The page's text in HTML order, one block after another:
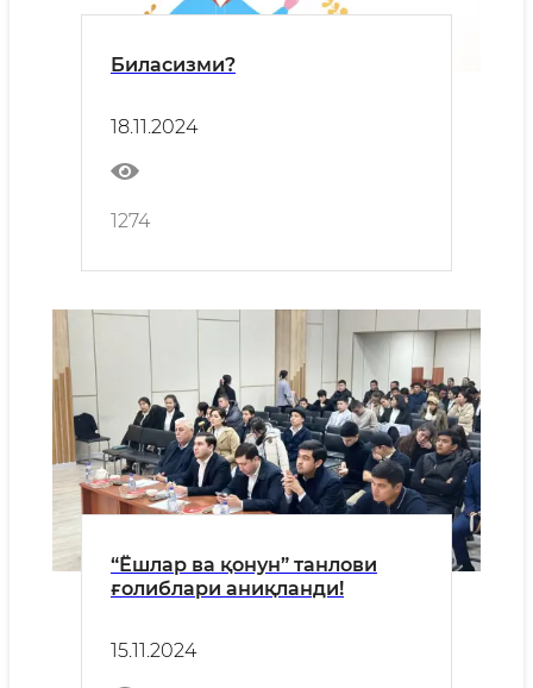
Биласизми?
18.11.2024
1274
“Ёшлар ва қонун” танлови
ғолиблари аниқланди!
15.11.2024